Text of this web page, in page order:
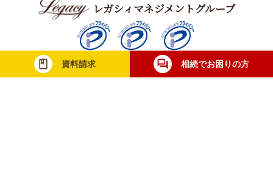
資料請求 相続でお困りの方
レガシィマネジメントグループ
税理士法人レガシィ 行政書士法人レガシィ